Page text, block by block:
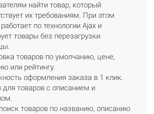
найти товар, который
их требованиям. При этом
по технологии Ajax и
товары без перезагрузки
товаров по умолчанию, цене,
или рейтингу.
оформления заказа в 1 клик.
товаров с описанием и
товаров по названию, описанию